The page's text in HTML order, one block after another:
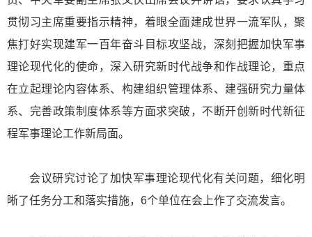
贯彻习主席重要指示精神，着眼全面建成世界一流军队，聚
焦打好实现建军一百年奋斗目标攻坚战，深刻把握加快军事
理论现代化的使命，深入研究新时代战争和作战理论，重点
在立起理论内容体系、构建组织管理体系、建强研究力量体
系、完善政策制度体系等方面求突破，不断开创新时代新征
程军事理论工作新局面。
会议研究讨论了加快军事理论现代化有关问题，细化明
晰了任务分工和落实措施，6个单位在会上作了交流发言。